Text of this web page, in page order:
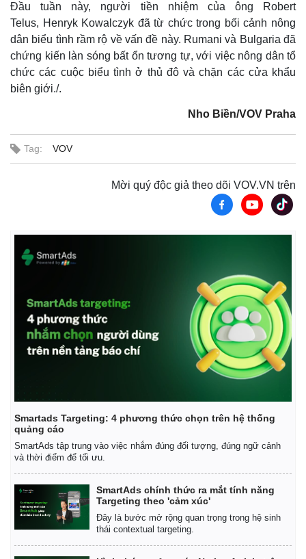
Cuộc sống đó đây
Hồ sơ
Multimedia
Ảnh
Đầu tuần này, người tiền nhiệm của ông Robert
Telus, Henryk Kowalczyk đã từ chức trong bối cảnh nông
dân biểu tình rầm rộ về vấn đề này. Rumani và Bulgaria đã
chứng kiến ​​làn sóng bất ổn tương tự, với việc nông dân tổ
chức các cuộc biểu tình ở thủ đô và chặn các cửa khẩu
biên giới./.
Nho Biền/VOV Praha
Tag: VOV
Mời quý độc giả theo dõi VOV.VN trên
Smartads Targeting: 4 phương thức chọn trên hệ thống
quảng cáo
SmartAds tập trung vào việc nhắm đúng đối tượng, đúng ngữ cảnh
và thời điểm để tối ưu.
SmartAds chính thức ra mắt tính năng
Targeting theo 'cảm xúc'
Đây là bước mở rộng quan trọng trong hệ sinh
thái contextual targeting.